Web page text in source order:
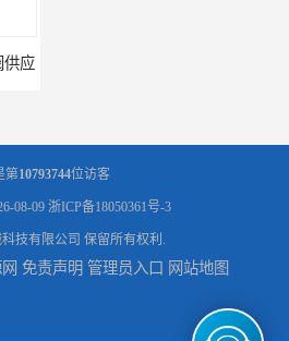
应
广东管路换向器公司 粉体分路阀
第10793744位访客
08-09 浙ICP备18050361号-3
技有限公司 保留所有权利.
免责声明 管理员入口 网站地图